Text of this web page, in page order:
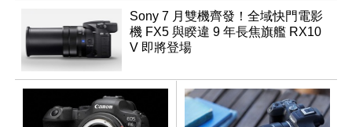
Sony 7 月雙機齊發！全域快門電影
機 FX5 與睽違 9 年長焦旗艦 RX10
V 即將登場